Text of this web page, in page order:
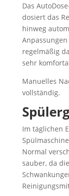
Das
dosiert das
hinweg
regelmäßig
sehr
Manuelles
vollständig.
Im täglichen
Normal
sauber, da